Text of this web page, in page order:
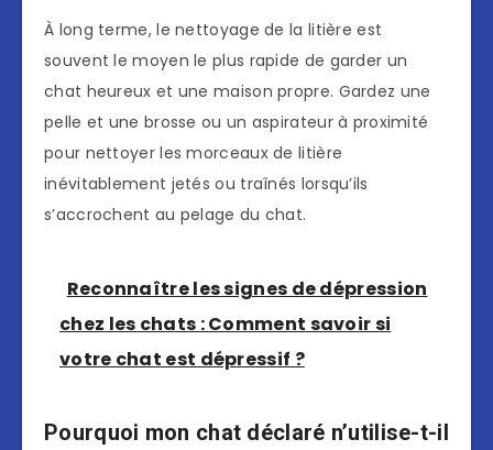
À long terme, le nettoyage de la litière est
souvent le moyen le plus rapide de garder un
chat heureux et une maison propre. Gardez une
pelle et une brosse ou un aspirateur à proximité
pour nettoyer les morceaux de litière
inévitablement jetés ou traînés lorsqu’ils
s’accrochent au pelage du chat.
Reconnaître les signes de dépression
chez les chats : Comment savoir si
votre chat est dépressif ?
Pourquoi mon chat déclaré n’utilise-t-il